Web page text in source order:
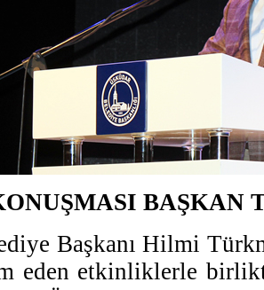
BAŞKAN
Başkanı Hilmi
eden etkinliklerle